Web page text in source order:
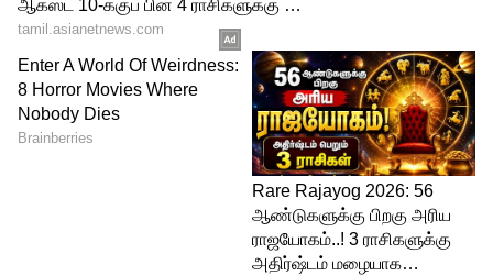
பயணிகளுக்கான அறிவுறுத்தல்
இந்த மாற்றங்கள் செப்டம்பர் 6-ஆம் தேதி
வரை தொடரும் என்பதால், பயணிகள்
மற்றும் பக்தர்கள் தங்கள் பயணத்
திட்டத்தை முன்கூட்டியே திட்டமிட்டுக்
கொள்ளுமாறு ரயில்வே நிர்வாகம்
கேட்டுக்கொண்டுள்ளது. இது தொடர்பான
கூடுதல் தகவல்களுக்கு ரயில் நிலைய